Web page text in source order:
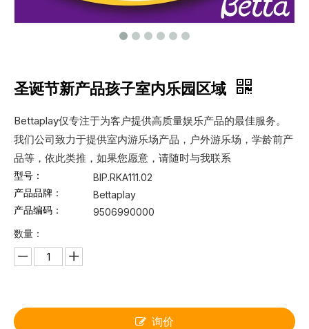
圣诞节新产品孩子室内乐园区域
Bettaplay仅专注于为客户提供高质量娱乐产品的最佳服务。
我们公司致力于提供室内游乐场产品，户外游乐场，学龄前产
品等，依此类推，如果您愿意，请随时与我联系
型号：
BIP.RKA111.02
产品品牌：
Bettaplay
产品编码：
9506990000
数量：
询价